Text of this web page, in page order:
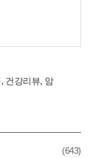
건강리뷰, 암
(643)